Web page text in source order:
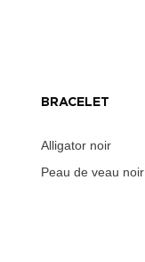
BRACELET
Alligator noir
Peau de veau noir